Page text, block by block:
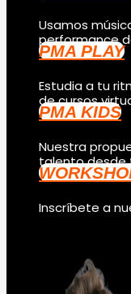
Usamos
performance
PMA PLAY
Estudia a tu
de cursos
PMA KIDS
Nuestra
talento desde
Inscríbete a